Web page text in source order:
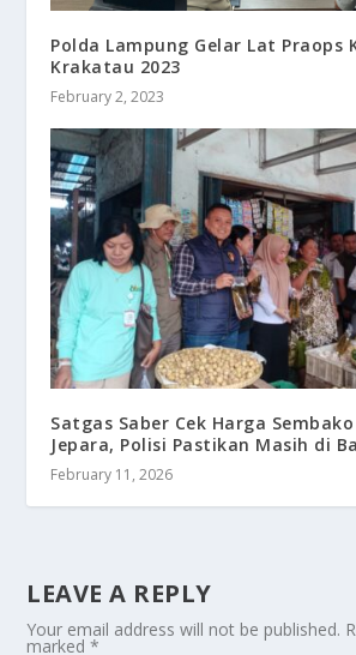
Polda Lampung Gelar Lat Praops
Krakatau 2023
February 2, 2023
Satgas Saber Cek Harga
Jepara, Polisi Pastikan Masih di
February 11, 2026
LEAVE A REPLY
Your email address will not be published.
marked*